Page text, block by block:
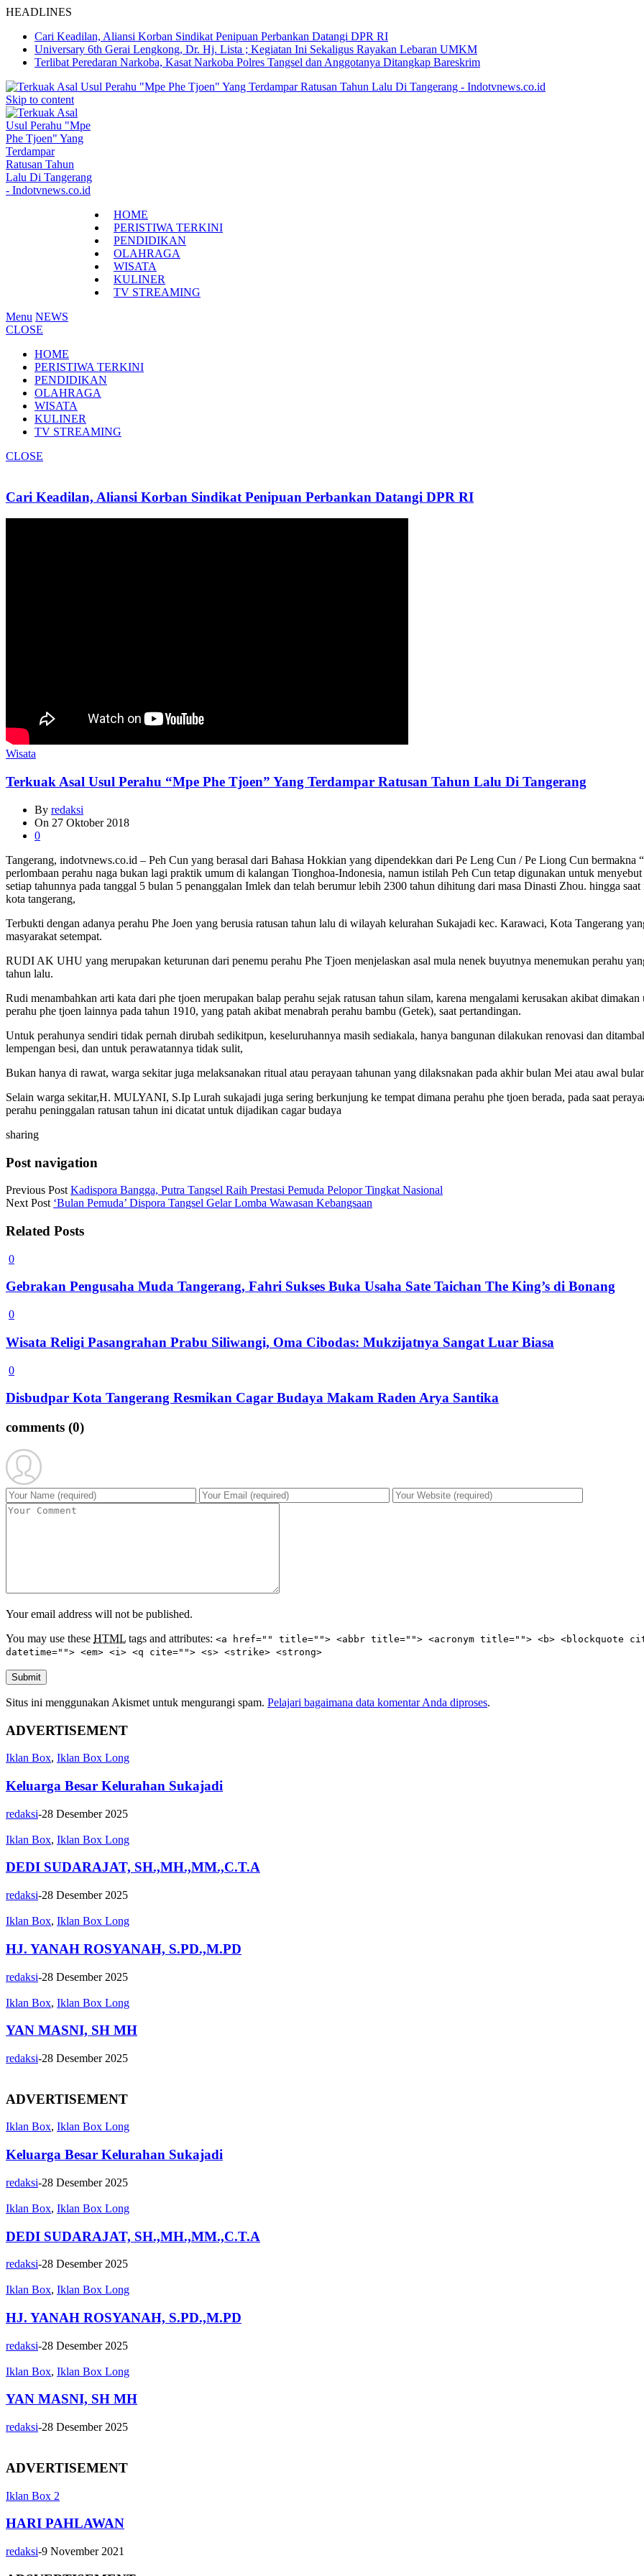
HEADLINES
Cari Keadilan, Aliansi Korban Sindikat Penipuan Perbankan Datangi DPR RI
Universary 6th Gerai Lengkong, Dr. Hj. Lista ; Kegiatan Ini Sekaligus Rayakan Lebaran UMKM
Terlibat Peredaran Narkoba, Kasat Narkoba Polres Tangsel dan Anggotanya Ditangkap Bareskrim
Skip to content
HOME
PERISTIWA TERKINI
PENDIDIKAN
OLAHRAGA
WISATA
KULINER
TV STREAMING
Menu NEWS
CLOSE
HOME
PERISTIWA TERKINI
PENDIDIKAN
OLAHRAGA
WISATA
KULINER
TV STREAMING
CLOSE
Cari Keadilan, Aliansi Korban Sindikat Penipuan Perbankan Datangi DPR RI
Wisata
Terkuak Asal Usul Perahu “Mpe Phe Tjoen” Yang Terdampar Ratusan Tahun Lalu Di Tangerang
By redaksi
On 27 Oktober 2018
0
Tangerang, indotvnews.co.id – Peh Cun yang berasal dari Bahasa Hokkian yang dipendekkan dari Pe Leng Cun / Pe Liong Cun bermakna
perlombaan perahu naga bukan lagi praktik umum di kalangan Tionghoa-Indonesia, namun istilah Peh Cun tetap digunakan untuk
setiap tahunnya pada tanggal 5 bulan 5 penanggalan Imlek dan telah berumur lebih 2300 tahun dihitung dari masa Dinasti Zhou. hingga
kota tangerang,
Terbukti dengan adanya perahu Phe Joen yang berusia ratusan tahun lalu di wilayah kelurahan Sukajadi kec. Karawaci, Kota Tangerang
masyarakat setempat.
RUDI AK UHU yang merupakan keturunan dari penemu perahu Phe Tjoen menjelaskan asal mula nenek buyutnya menemukan perahu
tahun lalu.
Rudi menambahkan arti kata dari phe tjoen merupakan balap perahu sejak ratusan tahun silam, karena mengalami kerusakan akibat
perahu phe tjoen lainnya pada tahun 1910, yang patah akibat menabrah perahu bambu (Getek), saat pertandingan.
Untuk perahunya sendiri tidak pernah dirubah sedikitpun, keseluruhannya masih sediakala, hanya bangunan dilakukan renovasi dan
lempengan besi, dan untuk perawatannya tidak sulit,
Bukan hanya di rawat, warga sekitar juga melaksanakan ritual atau perayaan tahunan yang dilaksnakan pada akhir bulan Mei atau awal
Selain warga sekitar,H. MULYANI, S.Ip Lurah sukajadi juga sering berkunjung ke tempat dimana perahu phe tjoen berada, pada saat
perahu peninggalan ratusan tahun ini dicatat untuk dijadikan cagar budaya
sharing
Post navigation
Previous Post Kadispora Bangga, Putra Tangsel Raih Prestasi Pemuda Pelopor Tingkat Nasional
Next Post ‘Bulan Pemuda’ Dispora Tangsel Gelar Lomba Wawasan Kebangsaan
Related Posts
0
Gebrakan Pengusaha Muda Tangerang, Fahri Sukses Buka Usaha Sate Taichan The King’s di Bonang
0
Wisata Religi Pasangrahan Prabu Siliwangi, Oma Cibodas: Mukzijatnya Sangat Luar Biasa
0
Disbudpar Kota Tangerang Resmikan Cagar Budaya Makam Raden Arya Santika
comments (0)
Your email address will not be published.
You may use these HTML tags and attributes: <a href="" title=""> <abbr title=""> <acronym title=""> <b> <blockquote
datetime=""> <em> <i> <q cite=""> <s> <strike> <strong>
Submit
Situs ini menggunakan Akismet untuk mengurangi spam. Pelajari bagaimana data komentar Anda diproses.
ADVERTISEMENT
Iklan Box, Iklan Box Long
Keluarga Besar Kelurahan Sukajadi
redaksi-28 Desember 2025
Iklan Box, Iklan Box Long
DEDI SUDARAJAT, SH.,MH.,MM.,C.T.A
redaksi-28 Desember 2025
Iklan Box, Iklan Box Long
HJ. YANAH ROSYANAH, S.PD.,M.PD
redaksi-28 Desember 2025
Iklan Box, Iklan Box Long
YAN MASNI, SH MH
redaksi-28 Desember 2025
ADVERTISEMENT
Iklan Box, Iklan Box Long
Keluarga Besar Kelurahan Sukajadi
redaksi-28 Desember 2025
Iklan Box, Iklan Box Long
DEDI SUDARAJAT, SH.,MH.,MM.,C.T.A
redaksi-28 Desember 2025
Iklan Box, Iklan Box Long
HJ. YANAH ROSYANAH, S.PD.,M.PD
redaksi-28 Desember 2025
Iklan Box, Iklan Box Long
YAN MASNI, SH MH
redaksi-28 Desember 2025
ADVERTISEMENT
Iklan Box 2
HARI PAHLAWAN
redaksi-9 November 2021